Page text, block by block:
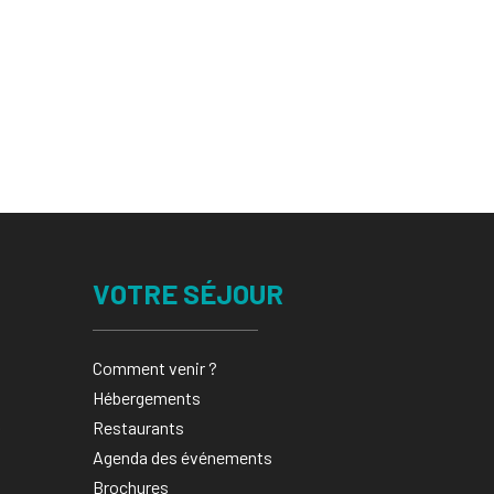
VOTRE SÉJOUR
Comment venir ?
Hébergements
Restaurants
Agenda des événements
Brochures